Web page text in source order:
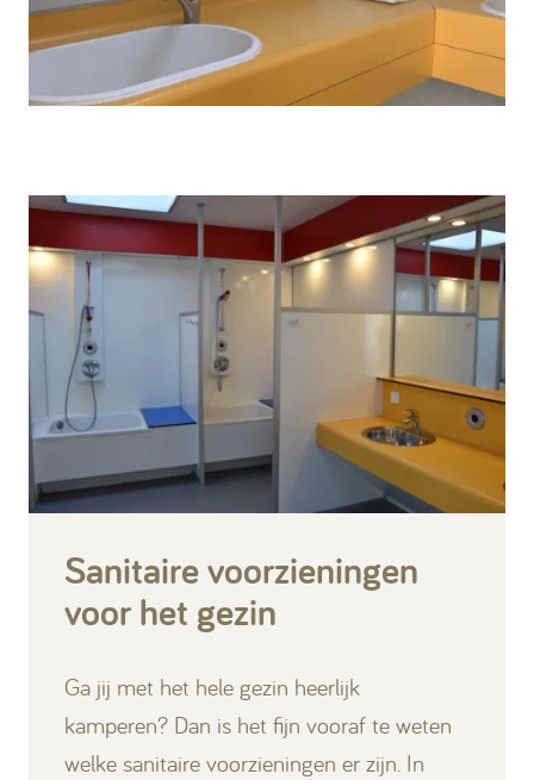
Sanitaire voorzieningen
voor het gezin
Ga jij met het hele gezin heerlijk
kamperen? Dan is het fijn vooraf te weten
welke sanitaire voorzieningen er zijn. In